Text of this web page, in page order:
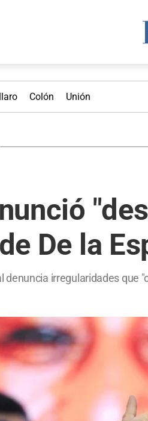
Colón Unión
De la
denuncia irregularidades